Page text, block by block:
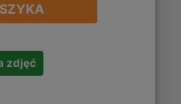
zdjęć